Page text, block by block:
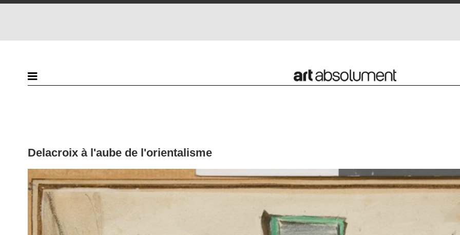
Delacroix à l'aube de l'orientalisme